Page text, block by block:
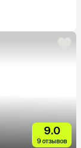
9.0
9 отзывов